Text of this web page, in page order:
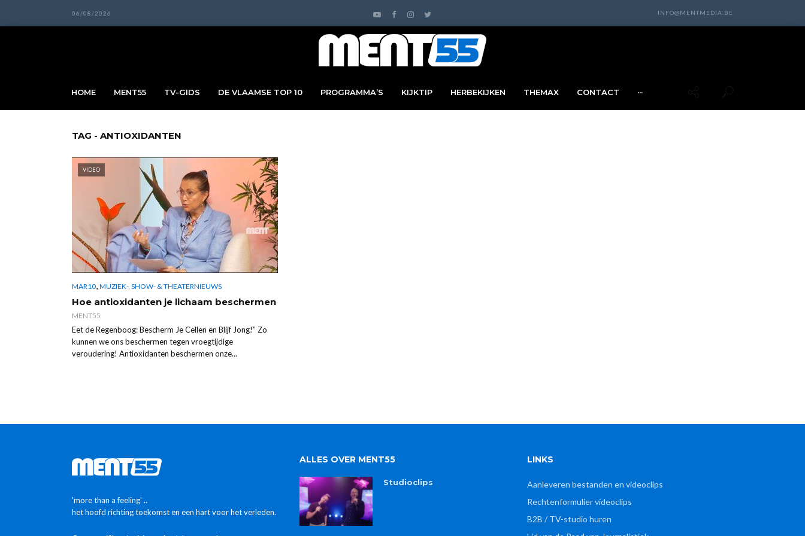
06/08/2026 INFO@MENTMEDIA.BE
HOME MENT55 TV-GIDS DE VLAAMSE TOP 10 PROGRAMMA’S KIJKTIP HERBEKIJKEN THEMAX CONTACT ···
TAG - ANTIOXIDANTEN
VIDEO
MAR10, MUZIEK-, SHOW- & THEATERNIEUWS
Hoe antioxidanten je lichaam beschermen
MENT55
Eet de Regenboog: Bescherm Je Cellen en Blijf Jong!” Zo
kunnen we ons beschermen tegen vroegtijdige
veroudering! Antioxidanten beschermen onze...
'more than a feeling' ..
het hoofd richting toekomst en een hart voor het verleden.
ALLES OVER MENT55
Studioclips
LINKS
Aanleveren bestanden en videoclips
Rechtenformulier videoclips
B2B / TV-studio huren